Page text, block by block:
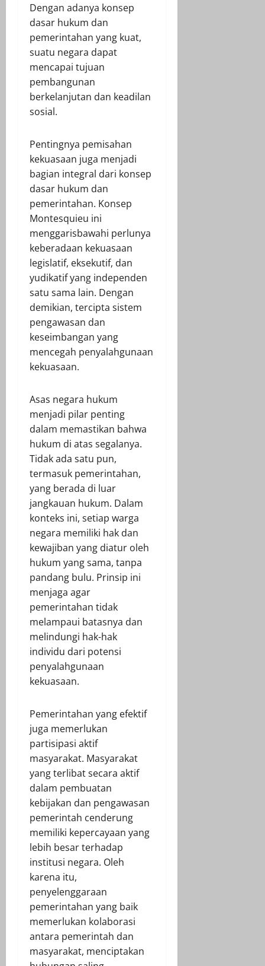
Dengan adanya konsep
dasar hukum dan
pemerintahan yang kuat,
suatu negara dapat
mencapai tujuan
pembangunan
berkelanjutan dan keadilan
sosial.
Pentingnya pemisahan
kekuasaan juga menjadi
bagian integral dari konsep
dasar hukum dan
pemerintahan. Konsep
Montesquieu ini
menggarisbawahi perlunya
keberadaan kekuasaan
legislatif, eksekutif, dan
yudikatif yang independen
satu sama lain. Dengan
demikian, tercipta sistem
pengawasan dan
keseimbangan yang
mencegah penyalahgunaan
kekuasaan.
Asas negara hukum
menjadi pilar penting
dalam memastikan bahwa
hukum di atas segalanya.
Tidak ada satu pun,
termasuk pemerintahan,
yang berada di luar
jangkauan hukum. Dalam
konteks ini, setiap warga
negara memiliki hak dan
kewajiban yang diatur oleh
hukum yang sama, tanpa
pandang bulu. Prinsip ini
menjaga agar
pemerintahan tidak
melampaui batasnya dan
melindungi hak-hak
individu dari potensi
penyalahgunaan
kekuasaan.
Pemerintahan yang efektif
juga memerlukan
partisipasi aktif
masyarakat. Masyarakat
yang terlibat secara aktif
dalam pembuatan
kebijakan dan pengawasan
pemerintah cenderung
memiliki kepercayaan yang
lebih besar terhadap
institusi negara. Oleh
karena itu,
penyelenggaraan
pemerintahan yang baik
memerlukan kolaborasi
antara pemerintah dan
masyarakat, menciptakan